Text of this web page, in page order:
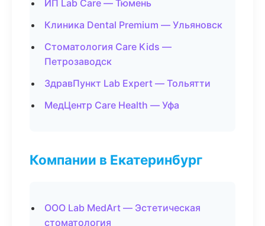
ИП Lab Care — Тюмень
Клиника Dental Premium — Ульяновск
Стоматология Care Kids —
Петрозаводск
ЗдравПункт Lab Expert — Тольятти
МедЦентр Care Health — Уфа
Компании в Екатеринбург
ООО Lab MedArt — Эстетическая
стоматология